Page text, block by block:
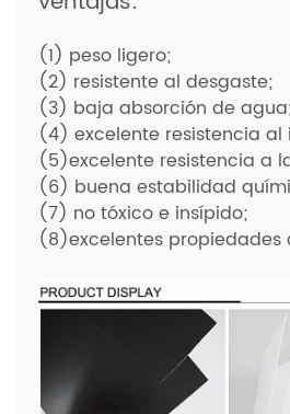
(1) peso ligero;
(2) resistente al desgaste;
(3) baja absorción de
(4) excelente resistencia
(5)excelente resistencia a
(6) buena estabilidad
(7) no tóxico e insípido;
(8)excelentes propiedades